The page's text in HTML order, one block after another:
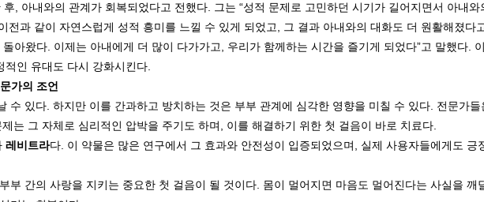
, 아내와의 관계가 회복되었다고 전했다. 그는 “성적 문제로 고민하던 시기가 길어지면서 아내
전과 같이 자연스럽게 성적 흥미를 느낄 수 있게 되었고, 그 결과 아내와의 대화도 더 원활해졌다
아왔다. 이제는 아내에게 더 많이 다가가고, 우리가 함께하는 시간을 즐기게 되었다”고 말했다.
인 유대도 다시 강화시킨다.
가의 조언
수 있다. 하지만 이를 간과하고 방치하는 것은 부부 관계에 심각한 영향을 미칠 수 있다. 전문가
는 그 자체로 심리적인 압박을 주기도 하며, 이를 해결하기 위한 첫 걸음이 바로 치료다.
레비트라다. 이 약물은 많은 연구에서 그 효과와 안전성이 입증되었으며, 실제 사용자들에게도
부 간의 사랑을 지키는 중요한 첫 걸음이 될 것이다. 몸이 멀어지면 마음도 멀어진다는 사실을